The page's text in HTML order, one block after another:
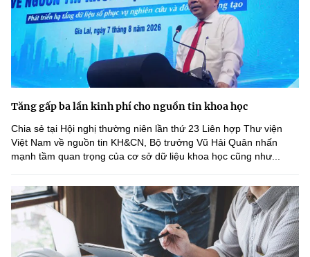
Tăng gấp ba lần kinh phí cho nguồn tin khoa học
Chia sẻ tại Hội nghị thường niên lần thứ 23 Liên hợp Thư viện
Việt Nam về nguồn tin KH&CN, Bộ trưởng Vũ Hải Quân nhấn
mạnh tầm quan trọng của cơ sở dữ liệu khoa học cũng như...